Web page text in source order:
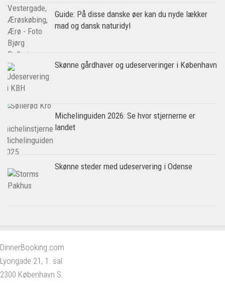
Guide: På disse danske øer kan du nyde lækker
mad og dansk naturidyl
Skønne gårdhaver og udeserveringer i København
Michelinguiden 2026: Se hvor stjernerne er
landet
Skønne steder med udeservering i Odense
DinnerBooking.com
Lyongade 21, 1. sal
2300 København S.